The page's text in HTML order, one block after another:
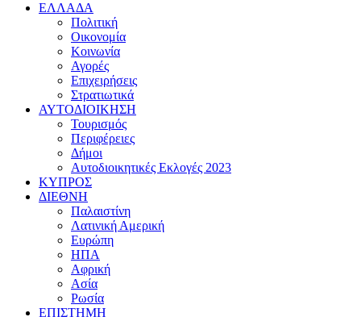
ΕΛΛΑΔΑ
Πολιτική
Οικονομία
Κοινωνία
Αγορές
Επιχειρήσεις
Στρατιωτικά
ΑΥΤΟΔΙΟΙΚΗΣΗ
Τουρισμός
Περιφέρειες
Δήμοι
Αυτοδιοικητικές Εκλογές 2023
ΚΥΠΡΟΣ
ΔΙΕΘΝΗ
Παλαιστίνη
Λατινική Αμερική
Ευρώπη
ΗΠΑ
Αφρική
Ασία
Ρωσία
ΕΠΙΣΤΗΜΗ